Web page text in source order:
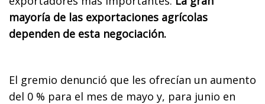
mayoría de las exportaciones agrícolas
dependen de esta negociación.
El gremio denunció que les ofrecían un aumento
del 0 % para el mes de mayo y, para junio en